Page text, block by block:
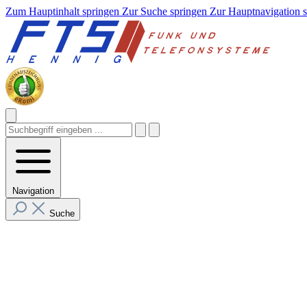
Zum Hauptinhalt springen Zur Suche springen Zur Hauptnavigation
Navigation
Suche